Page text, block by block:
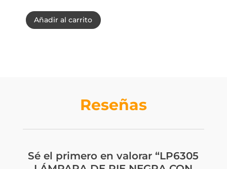
Añadir al carrito
Reseñas
Sé el primero en valorar “LP6305